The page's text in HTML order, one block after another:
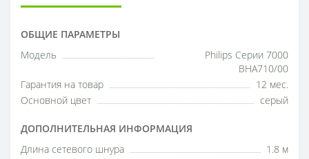
ОБЩИЕ ПАРАМЕТРЫ
Модель
Philips Серии 7000
BHA710/00
Гарантия на товар
12 мес.
Основной цвет
серый
ДОПОЛНИТЕЛЬНАЯ ИНФОРМАЦИЯ
Длина сетевого шнура
1.8 м